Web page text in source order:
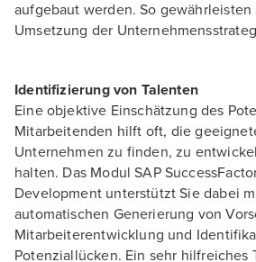
aufgebaut werden. So
Umsetzung der
Identifizierung von Talenten
Eine objektive Einschätzung des
Mitarbeitenden hilft oft, die
Unternehmen zu finden, zu
halten. Das Modul SAP
Development unterstützt Sie dabei
automatischen Generierung von
Mitarbeiterentwicklung und
Potenziallücken. Ein sehr hilfreiches